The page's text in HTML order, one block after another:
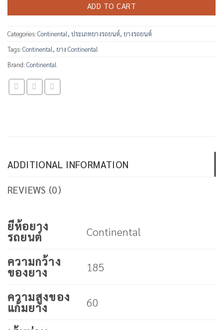
ADD TO CART
Categories: Continental, ประเภทยางรถยนต์, ยางรถยนต์
Tags: Continental, ยาง Continental
Brand: Continental
ADDITIONAL INFORMATION
REVIEWS (0)
ยีห้อยาง
รถยนต์ Continental
ความกว้าง
ของยาง 185
ความสูงของ
แก้มยาง 60